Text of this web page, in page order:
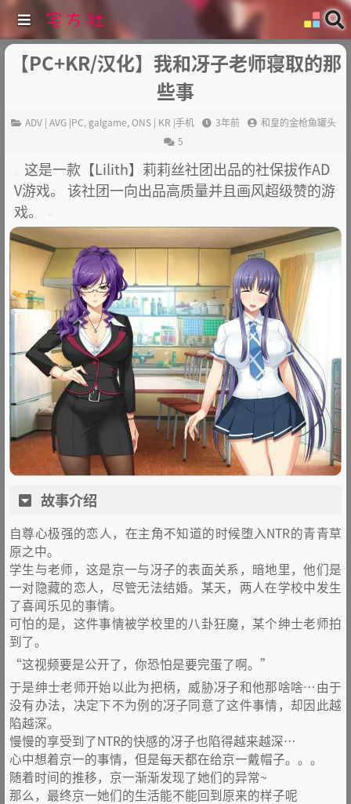
【PC+KR/汉化】我和冴子老师寝取的那
些事
ADV | AVG |PC, galgame,ONS | KR |手机 3年前
和皇的金枪鱼罐头
5
这是一款【Lilith】莉莉丝社团出品的社保拔作AD
V游戏。 该社团一向出品高质量并且画风超级赞的游
戏。
故事介绍
自尊心极强的恋人，在主角不知道的时候堕入NTR的青青草
原之中。
学生与老师，这是京一与冴子的表面关系，暗地里，他们是
一对隐藏的恋人，尽管无法结婚。某天，两人在学校中发生
了喜闻乐见的事情。
可怕的是，这件事情被学校里的八卦狂魔，某个绅士老师拍
到了。
“这视频要是公开了，你恐怕是要完蛋了啊。”
于是绅士老师开始以此为把柄，威胁冴子和他那啥啥…由于
没有办法，决定下不为例的冴子同意了这件事情，却因此越
陷越深。
慢慢的享受到了NTR的快感的冴子也陷得越来越深…
心中想着京一的事情，但是每天都在给京一戴帽子。。。
随着时间的推移，京一渐渐发现了她们的异常~
那么，最终京一她们的生活能不能回到原来的样子呢